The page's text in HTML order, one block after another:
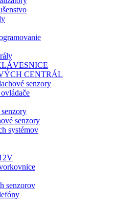
CENTRÁL
senzory
senzory
systémov
senzorov